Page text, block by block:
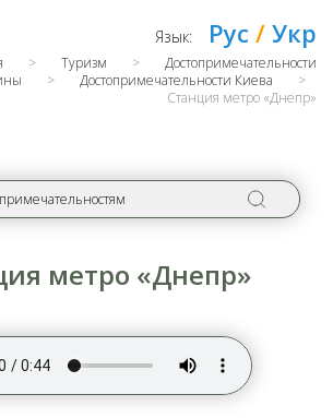
Рус / Укр
Язык:
> Туризм >
Достопримечательности
> Достопримечательности Киева
>
Станция метро «Днепр»
метро «Днепр»